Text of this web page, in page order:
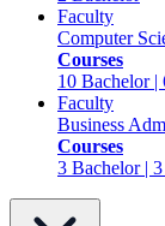
Faculty
Computer
Courses
10 Bachelor |
Faculty
Business
Courses
3 Bachelor |